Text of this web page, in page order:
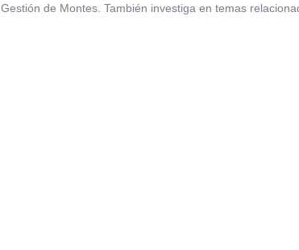
de Montes. También investiga en temas